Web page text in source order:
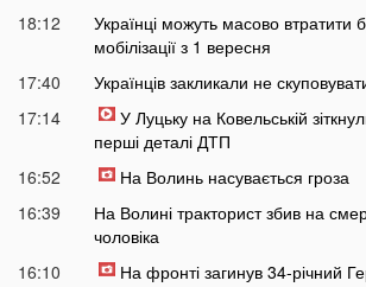
18:12
Українці можуть масово втратити
мобілізації з 1 вересня
17:40
Українців закликали не
17:14
У Луцьку на Ковельській
перші деталі ДТП
16:52
На Волинь насувається гроза
16:39
На Волині тракторист збив на
чоловіка
16:10
На фронті загинув 34-річний